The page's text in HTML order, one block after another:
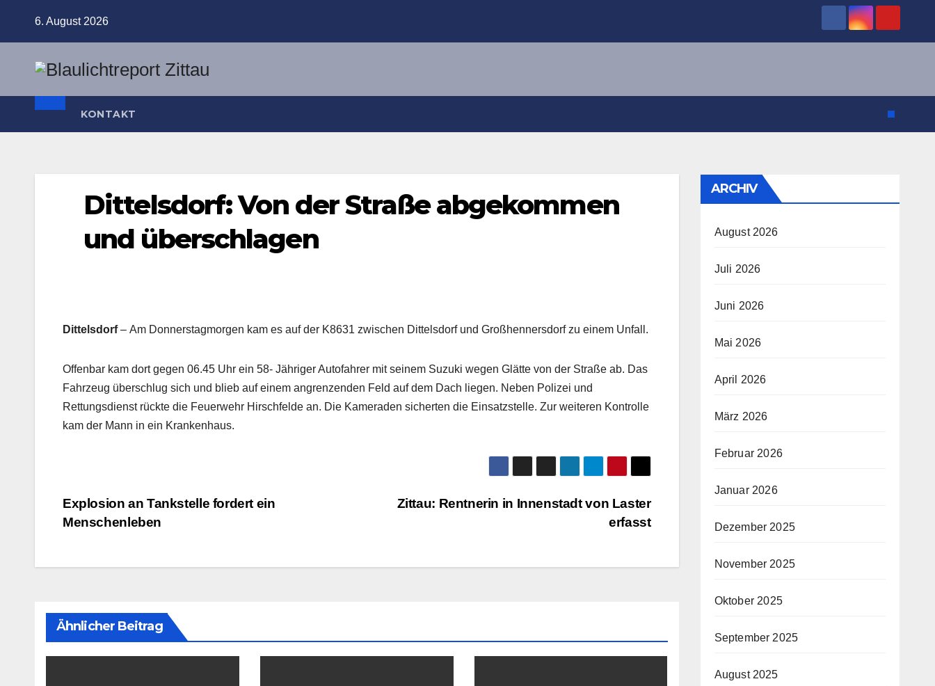
6. August 2026
KONTAKT
Dittelsdorf: Von der Straße abgekommen
und überschlagen
Dittelsdorf– Am Donnerstagmorgen kam es auf der K8631 zwischen Dittelsdorf und Großhennersdorf zu einem Unfall.
Offenbar kam dort gegen 06.45 Uhr ein 58- Jähriger Autofahrer mit seinem Suzuki wegen Glätte von der Straße ab. Das
Fahrzeug überschlug sich und blieb auf einem angrenzenden Feld auf dem Dach liegen. Neben Polizei und
Rettungsdienst rückte die Feuerwehr Hirschfelde an. Die Kameraden sicherten die Einsatzstelle. Zur weiteren Kontrolle
kam der Mann in ein Krankenhaus.
Beitragsnavigation
Zittau: Rentnerin in Innenstadt von Laster
erfasst
Explosion an Tankstelle fordert ein
Menschenleben
Ähnlicher Beitrag
ARCHIV
August 2026
Juli 2026
Juni 2026
Mai 2026
April 2026
März 2026
Februar 2026
Januar 2026
Dezember 2025
November 2025
Oktober 2025
September 2025
August 2025